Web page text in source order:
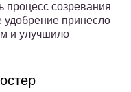
процесс созревания
удобрение принесло
и улучшило